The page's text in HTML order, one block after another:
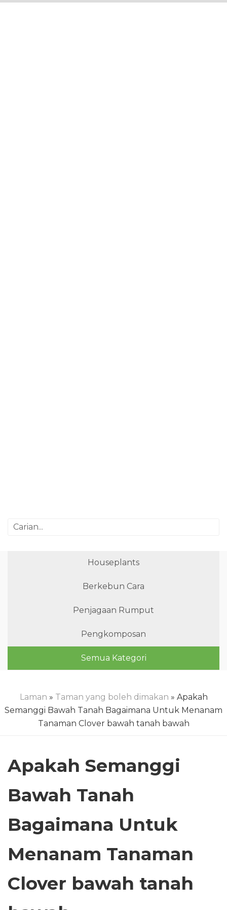
Houseplants
Berkebun Cara
Penjagaan Rumput
Pengkomposan
Semua Kategori
Laman » Taman yang boleh dimakan » Apakah
Semanggi Bawah Tanah Bagaimana Untuk Menanam
Tanaman Clover bawah tanah bawah
Apakah Semanggi
Bawah Tanah
Bagaimana Untuk
Menanam Tanaman
Clover bawah tanah